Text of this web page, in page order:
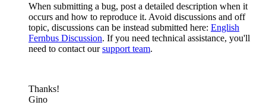
When submitting a bug, post a detailed description when it
occurs and how to reproduce it. Avoid discussions and off
topic, discussions can be instead submitted here: English
Fernbus Discussion. If you need technical assistance, you'll
need to contact oursupport team.
Thanks!
Gino